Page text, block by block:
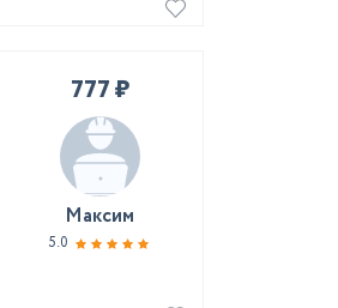
777 ₽
Максим
5.0